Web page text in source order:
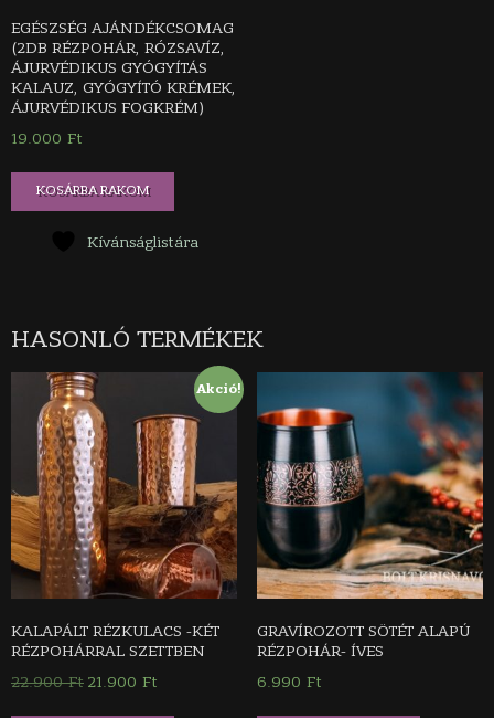
EGÉSZSÉG AJÁNDÉKCSOMAG
(2DB RÉZPOHÁR, RÓZSAVÍZ,
ÁJURVÉDIKUS GYÓGYÍTÁS
KALAUZ, GYÓGYÍTÓ KRÉMEK,
ÁJURVÉDIKUS FOGKRÉM)
19.000 Ft
KOSÁRBA RAKOM
Kívánságlistára
HASONLÓ TERMÉKEK
Akció!
KALAPÁLT RÉZKULACS -KÉT
RÉZPOHÁRRAL SZETTBEN
22.900Ft Original
21.900 Ft
GRAVÍROZOTT SÖTÉT ALAPÚ
RÉZPOHÁR- ÍVES
6.990 Ft